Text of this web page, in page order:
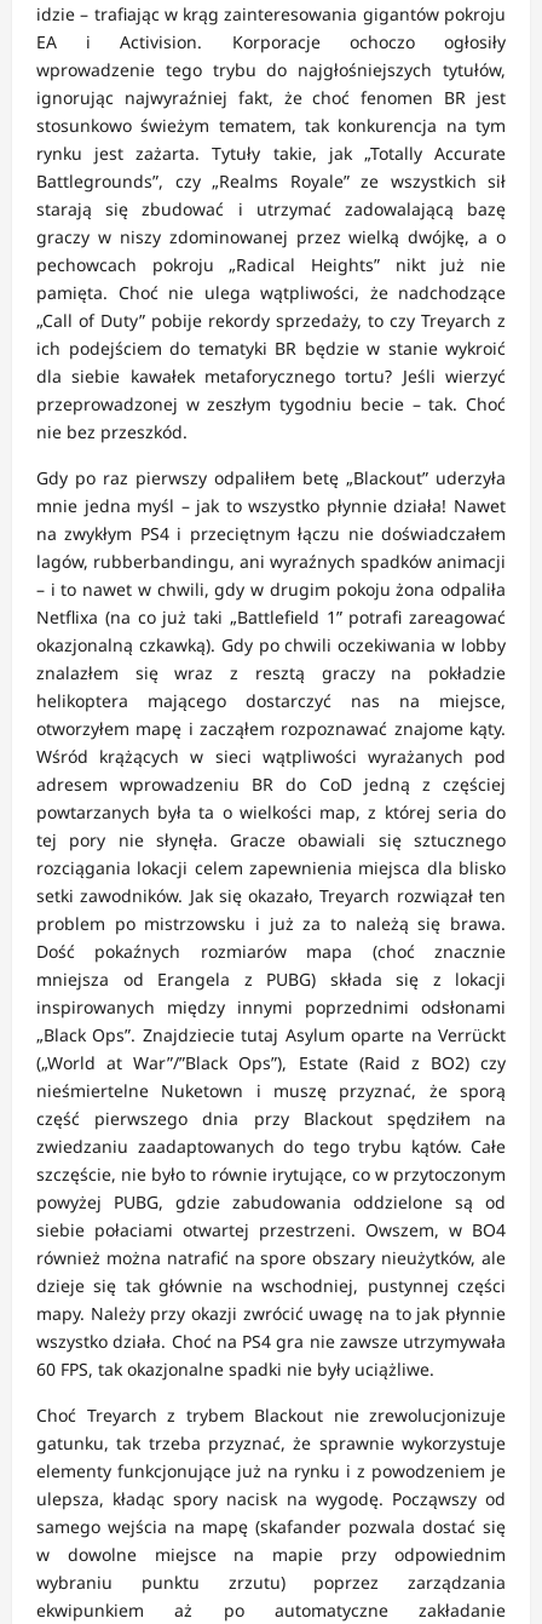
idzie – trafiając w krąg zainteresowania gigantów pokroju
EA i Activision. Korporacje ochoczo ogłosiły
wprowadzenie tego trybu do najgłośniejszych tytułów,
ignorując najwyraźniej fakt, że choć fenomen BR jest
stosunkowo świeżym tematem, tak konkurencja na tym
rynku jest zażarta. Tytuły takie, jak „Totally Accurate
Battlegrounds”, czy „Realms Royale” ze wszystkich sił
starają się zbudować i utrzymać zadowalającą bazę
graczy w niszy zdominowanej przez wielką dwójkę, a o
pechowcach pokroju „Radical Heights” nikt już nie
pamięta. Choć nie ulega wątpliwości, że nadchodzące
„Call of Duty” pobije rekordy sprzedaży, to czy Treyarch z
ich podejściem do tematyki BR będzie w stanie wykroić
dla siebie kawałek metaforycznego tortu? Jeśli wierzyć
przeprowadzonej w zeszłym tygodniu becie – tak. Choć
nie bez przeszkód.
Gdy po raz pierwszy odpaliłem betę „Blackout” uderzyła
mnie jedna myśl – jak to wszystko płynnie działa! Nawet
na zwykłym PS4 i przeciętnym łączu nie doświadczałem
lagów, rubberbandingu, ani wyraźnych spadków animacji
– i to nawet w chwili, gdy w drugim pokoju żona odpaliła
Netflixa (na co już taki „Battlefield 1” potrafi zareagować
okazjonalną czkawką). Gdy po chwili oczekiwania w lobby
znalazłem się wraz z resztą graczy na pokładzie
helikoptera mającego dostarczyć nas na miejsce,
otworzyłem mapę i zacząłem rozpoznawać znajome kąty.
Wśród krążących w sieci wątpliwości wyrażanych pod
adresem wprowadzeniu BR do CoD jedną z częściej
powtarzanych była ta o wielkości map, z której seria do
tej pory nie słynęła. Gracze obawiali się sztucznego
rozciągania lokacji celem zapewnienia miejsca dla blisko
setki zawodników. Jak się okazało, Treyarch rozwiązał ten
problem po mistrzowsku i już za to należą się brawa.
Dość pokaźnych rozmiarów mapa (choć znacznie
mniejsza od Erangela z PUBG) składa się z lokacji
inspirowanych między innymi poprzednimi odsłonami
„Black Ops”. Znajdziecie tutaj Asylum oparte na Verrückt
(„World at War”/”Black Ops”), Estate (Raid z BO2) czy
nieśmiertelne Nuketown i muszę przyznać, że sporą
część pierwszego dnia przy Blackout spędziłem na
zwiedzaniu zaadaptowanych do tego trybu kątów. Całe
szczęście, nie było to równie irytujące, co w przytoczonym
powyżej PUBG, gdzie zabudowania oddzielone są od
siebie połaciami otwartej przestrzeni. Owszem, w BO4
również można natrafić na spore obszary nieużytków, ale
dzieje się tak głównie na wschodniej, pustynnej części
mapy. Należy przy okazji zwrócić uwagę na to jak płynnie
wszystko działa. Choć na PS4 gra nie zawsze utrzymywała
60 FPS, tak okazjonalne spadki nie były uciążliwe.
Choć Treyarch z trybem Blackout nie zrewolucjonizuje
gatunku, tak trzeba przyznać, że sprawnie wykorzystuje
elementy funkcjonujące już na rynku i z powodzeniem je
ulepsza, kładąc spory nacisk na wygodę. Począwszy od
samego wejścia na mapę (skafander pozwala dostać się
w dowolne miejsce na mapie przy odpowiednim
wybraniu punktu zrzutu) poprzez zarządzania
ekwipunkiem aż po automatyczne zakładanie